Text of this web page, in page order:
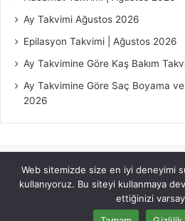
Ay Takvimi Ağustos 2026
Epilasyon Takvimi | Ağustos 2026
Ay Takvimine Göre Kaş Bakım
Ay Takvimine Göre Saç Boyama
2026
© Copyright 2026, All Rights
TieLabs
Web sitemizde size en iyi deneyimi
kullanıyoruz. Bu siteyi kullanmaya
ettiğinizi